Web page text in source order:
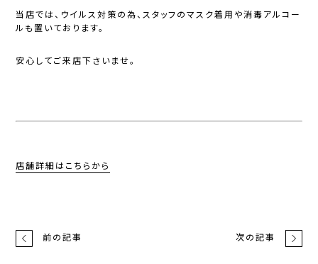
当店では、ウイルス対策の為、スタッフのマスク着用や消毒アルコー
ルも置いております。
安心してご来店下さいませ。
店舗詳細はこちらから
前の記事 次の記事